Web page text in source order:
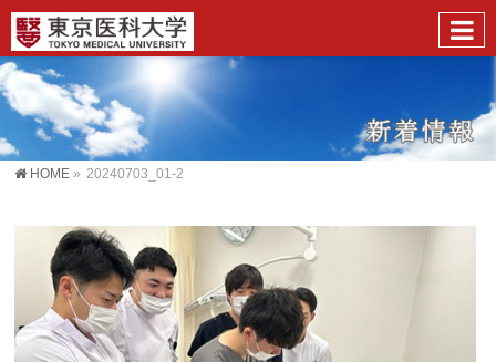
HOME » 20240703_01-2